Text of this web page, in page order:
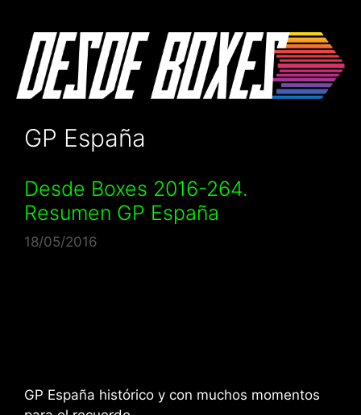
contenido
GP España
Desde Boxes 2016-264.
Resumen GP España
18/05/2016
GP España histórico y con muchos momentos